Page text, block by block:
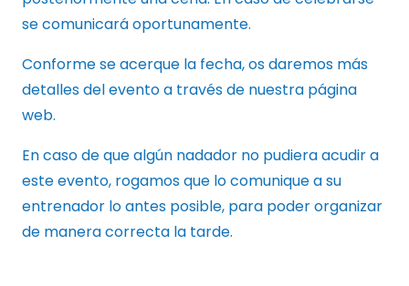
se comunicará oportunamente.
Conforme se acerque la fecha, os daremos más
detalles del evento a través de nuestra página
web.
En caso de que algún nadador no pudiera acudir a
este evento, rogamos que lo comunique a su
entrenador lo antes posible, para poder organizar
de manera correcta la tarde.